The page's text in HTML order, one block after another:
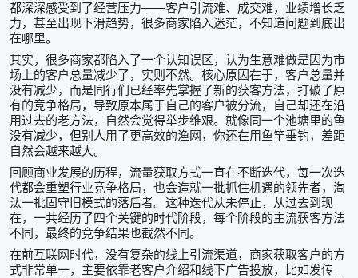
都深深感受到了经营压力——客户引流难、成交难，业绩增长乏
力，甚至出现下滑趋势，很多商家陷入迷茫，不知道问题到底出
在哪里。
其实，很多商家都陷入了一个认知误区，认为生意难做是因为市
场上的客户总量减少了，实则不然。核心原因在于，客户总量并
没有减少，而是同行们已经率先掌握了新的获客方法，打破了原
有的竞争格局，导致原本属于自己的客户被分流，自己却还在沿
用过去的老方法，自然会觉得举步维艰。就像同一个池塘里的鱼
没有减少，但别人用了更高效的渔网，你还在用鱼竿垂钓，差距
自然会越来越大。
回顾商业发展的历程，流量获取方式一直在不断迭代，每一次迭
代都会重塑行业竞争格局，也会造就一批抓住机遇的领先者，淘
汰一批固守旧模式的落后者。这种迭代从未停止，从过去到现
在，一共经历了四个关键的时代阶段，每个阶段的主流获客方法
不同，最终的竞争结果也截然不同。
在前互联网时代，没有复杂的线上引流渠道，商家获取客户的方
式非常单一，主要依靠老客户介绍和线下广告投放，比如发传